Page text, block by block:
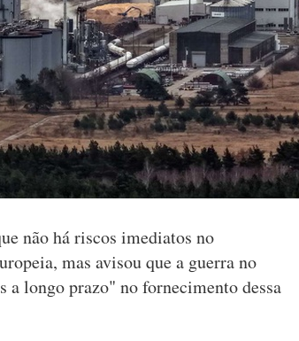
não há riscos imediatos no
mas avisou que a guerra no
longo prazo" no fornecimento dessa